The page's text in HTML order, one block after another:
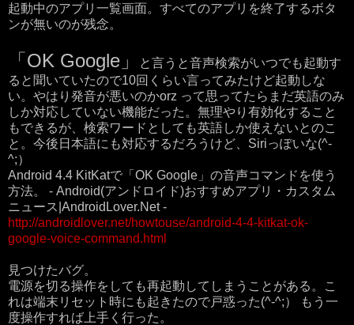
起動中のアプリ一覧画面。すべてのアプリを終了するボタ
ンが無いのが残念。
「OK Google」
と言うと音声検索がいつでも起動す
ると聞いていたので10回くらい言ってみたけど起動しな
い。やはり発音が悪いのかorz って思ってたらまだ英語のみ
しか対応していない機能だった。無理やり有効化すること
もできるが、検索ワードとしても英語しか使えないとのこ
と。今後日本語にも対応するだろうけど、Siriっぽいな(^-
^;）
Android 4.4 KitKatで「OK Google」の音声コマンドを使う
方法。 - Android(アンドロイド)おすすめアプリ・カスタム
ニュース|AndroidLover.Net -
http://androidlover.net/howtouse/android-4-4-kitkat-ok-
google-voice-command.html
見つけたバグ。
電源を切る操作をしても再起動してしまうことがある。こ
れは端末リセット時にも起きたので戸惑った(^-^;） もう一
度操作すれば上手く行った。